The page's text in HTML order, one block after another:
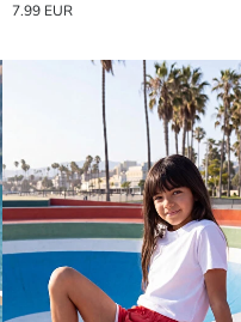
7.99 EUR